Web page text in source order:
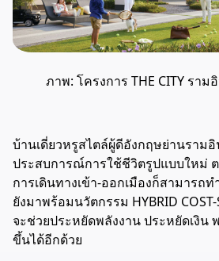
ภาพ: โครงการ THE CITY รา
บ้านเดี่ยวหรูสไตล์ผู้ดีอังกฤษย่านราม
ประสบการณ์การใช้ชีวิตรูปแบบใหม่
การเดินทางเข้า-ออกเมืองก็สามารถ
ยังมาพร้อมนวัตกรรม HYBRID COST-
จะช่วยประหยัดพลังงาน ประหยัดเงิ
ขึ้นได้อีกด้วย